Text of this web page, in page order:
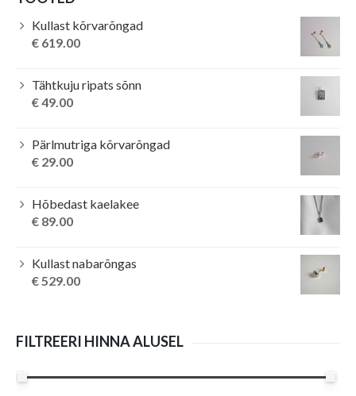
Kullast kõrvarõngad
€ 619.00
Tähtkuju ripats sõnn
€49.00
Pärlmutriga kõrvarõngad
€ 29.00
Hõbedast kaelakee
€ 89.00
Kullast nabarõngas
€529.00
FILTREERI HINNA ALUSEL